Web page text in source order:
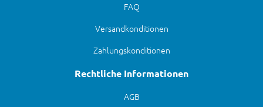
FAQ
Versandkonditionen
Zahlungskonditionen
Rechtliche Informationen
AGB